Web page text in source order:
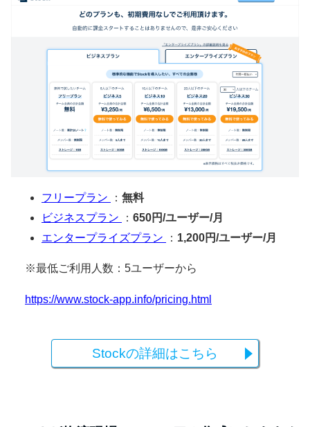
フリープラン ： 無料
ビジネスプラン
： 650円/ユーザー/月
エンタープライズプラン
： 1,200円/ユーザー/月
※最低ご利用人数：5ユーザーから
https://www.stock-app.info/pricing.html
Stockの詳細はこちら